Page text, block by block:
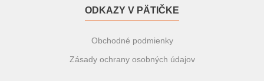
ODKAZY V PÄTIČKE
Obchodné podmienky
Zásady ochrany osobných údajov